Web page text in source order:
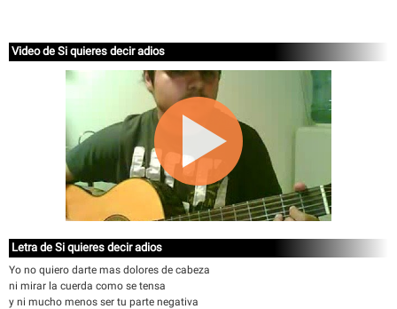
Video de Si quieres decir adios
Letra de Si quieres decir adios
Yo no quiero darte mas dolores de cabeza
ni mirar la cuerda como se tensa
y ni mucho menos ser tu parte negativa